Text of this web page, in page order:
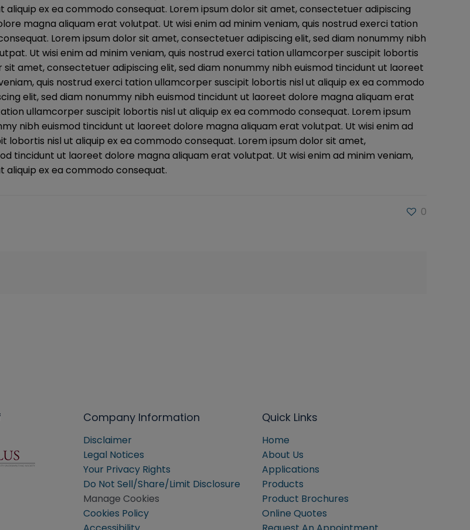
ex ea commodo consequat. Lorem ipsum dolor sit amet, consectetuer adipiscing
magna aliquam erat volutpat. Ut wisi enim ad minim veniam, quis nostrud exerci tation
Lorem ipsum dolor sit amet, consectetuer adipiscing elit, sed diam nonummy nibh
Ut wisi enim ad minim veniam, quis nostrud exerci tation ullamcorper suscipit lobortis
amet, consectetuer adipiscing elit, sed diam nonummy nibh euismod tincidunt ut laoreet
quis nostrud exerci tation ullamcorper suscipit lobortis nisl ut aliquip ex ea commodo
elit, sed diam nonummy nibh euismod tincidunt ut laoreet dolore magna aliquam erat
ullamcorper suscipit lobortis nisl ut aliquip ex ea commodo consequat. Lorem ipsum
nibh euismod tincidunt ut laoreet dolore magna aliquam erat volutpat. Ut wisi enim ad
nisl ut aliquip ex ea commodo consequat. Lorem ipsum dolor sit amet,
tincidunt ut laoreet dolore magna aliquam erat volutpat. Ut wisi enim ad minim veniam,
ex ea commodo consequat.
0
Company Information
Disclaimer
Legal Notices
Your Privacy Rights
Do Not Sell/Share/Limit Disclosure
Manage Cookies
Cookies Policy
Quick Links
Home
About Us
Applications
Products
Product Brochures
Online Quotes